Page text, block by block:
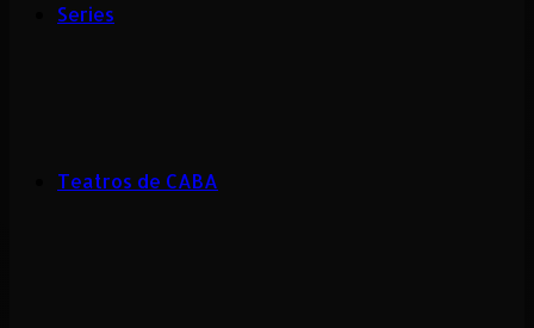
Series
Teatros de CABA